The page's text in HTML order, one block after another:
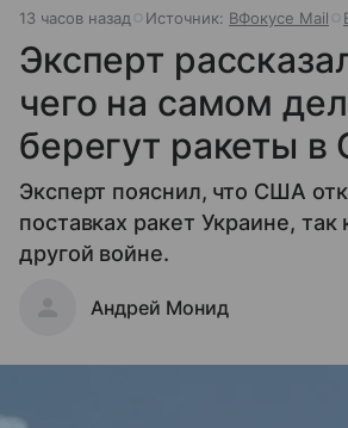
13 часов назад Источник: ВФокусе Mail
Эксперт
чего на самом
берегут ракеты
Эксперт пояснил, что США
поставках ракет Украине, так
другой войне.
Андрей Монид